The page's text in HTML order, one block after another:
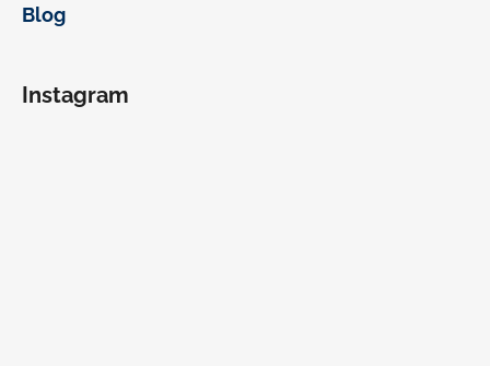
Blog
Instagram